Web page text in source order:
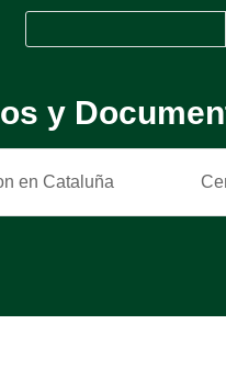
y
en Cataluña